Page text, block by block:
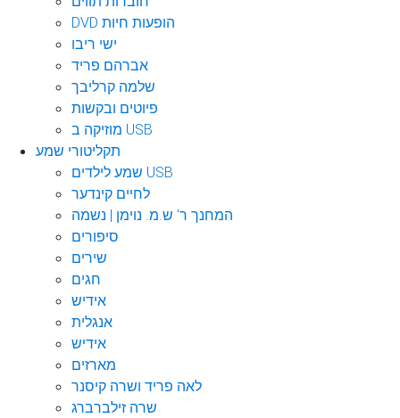
DVD הופעות חיות
ישי ריבו
אברהם פריד
שלמה קרליבך
פיוטים ובקשות
מוזיקה ב USB
תקליטורי שמע
שמע לילדים USB
לחיים קינדער
המחנך ר' ש.מ. נוימן | נשמה
סיפורים
שירים
חגים
אידיש
אנגלית
אידיש
מארזים
לאה פריד ושרה קיסנר
שרה זילברברג